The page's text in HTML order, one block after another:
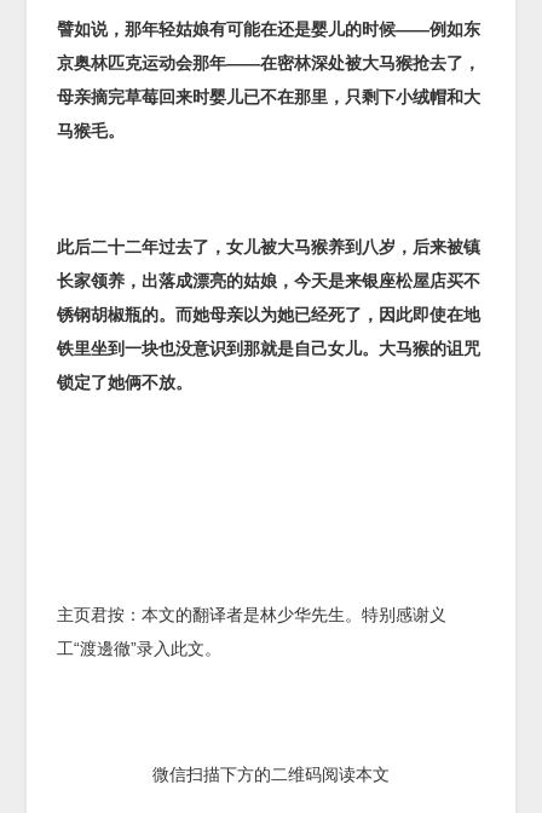
譬如说，那年轻姑娘有可能在还是婴儿的时候——例如东
京奥林匹克运动会那年——在密林深处被大马猴抢去了，
母亲摘完草莓回来时婴儿已不在那里，只剩下小绒帽和大
马猴毛。
此后二十二年过去了，女儿被大马猴养到八岁，后来被镇
长家领养，出落成漂亮的姑娘，今天是来银座松屋店买不
锈钢胡椒瓶的。而她母亲以为她已经死了，因此即使在地
铁里坐到一块也没意识到那就是自己女儿。大马猴的诅咒
锁定了她俩不放。
主页君按：本文的翻译者是林少华先生。特别感谢义
工“渡邊徹”录入此文。
微信扫描下方的二维码阅读本文